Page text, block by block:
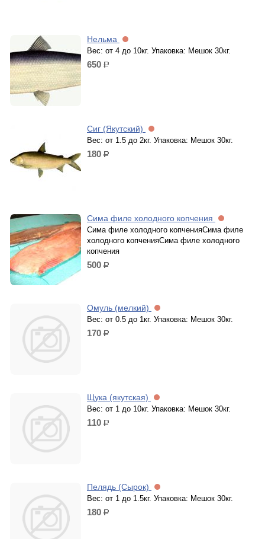
Нельма
Вес: от 4 до 10кг. Упаковка: Мешок 30кг.
650 р.
Сиг (Якутский)
Вес: от 1.5 до 2кг. Упаковка: Мешок 30кг.
180 р.
Сима филе холодного копчения
Сима филе холодного копченияСима филе
холодного копченияСима филе холодного
копчения
500 р.
Омуль (мелкий)
Вес: от 0.5 до 1кг. Упаковка: Мешок 30кг.
170 р.
Щука (якутская)
Вес: от 1 до 10кг. Упаковка: Мешок 30кг.
110 р.
Пелядь (Сырок)
Вес: от 1 до 1.5кг. Упаковка: Мешок 30кг.
180 р.